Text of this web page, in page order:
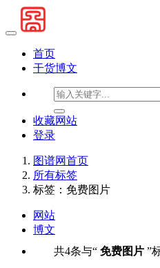
首页
干货博文
收藏网站
登录
图谱网首页
所有标签
标签：免费图片
网站
博文
共4条与“ 免费图片 ”